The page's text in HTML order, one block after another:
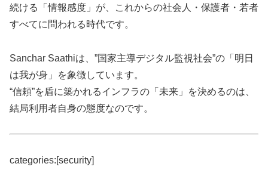
続ける「情報感度」が、これからの社会人・保護者・若者
すべてに問われる時代です。
Sanchar Saathiは、”国家主導デジタル監視社会”の「明日
は我が身」を象徴しています。
“信頼”を盾に築かれるインフラの「未来」を決めるのは、
結局利用者自身の態度なのです。
categories:[security]